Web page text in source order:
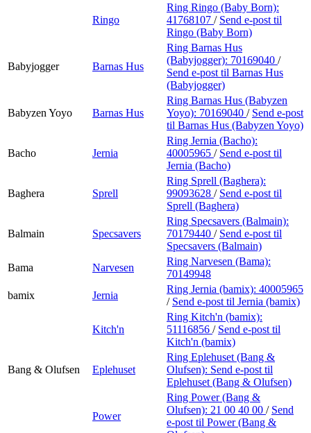
Ringo
Ring Ringo (Baby Born):
41768107 / Send e-post til
Ringo (Baby Born)
Babyjogger Barnas Hus
Ring Barnas Hus
(Babyjogger): 70169040 /
Send e-post til Barnas Hus
(Babyjogger)
Babyzen Yoyo Barnas Hus
Ring Barnas Hus (Babyzen
Yoyo): 70169040 / Send e-post
til Barnas Hus (Babyzen Yoyo)
Bacho Jernia
Ring Jernia (Bacho):
40005965 / Send e-post til
Jernia (Bacho)
Baghera Sprell
Ring Sprell (Baghera):
99093628 / Send e-post til
Sprell (Baghera)
Balmain Specsavers
Ring Specsavers (Balmain):
70179440 / Send e-post til
Specsavers (Balmain)
Bama
Narvesen
Ring Narvesen (Bama):
70149948
bamix
Jernia
Ring Jernia (bamix): 40005965
/ Send e-post til Jernia (bamix)
Kitch'n
Ring Kitch'n (bamix):
51116856 / Send e-post til
Kitch'n (bamix)
Bang & Olufsen Eplehuset
Ring Eplehuset (Bang &
Olufsen): Send e-post til
Eplehuset (Bang & Olufsen)
Power
Ring Power (Bang &
Olufsen): 21 00 40 00 / Send
e-post til Power (Bang &